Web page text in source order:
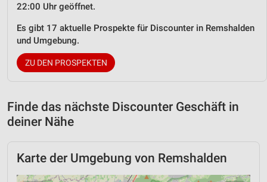
22:00 Uhr geöffnet.
Es gibt 17 aktuelle Prospekte für Discounter in Remshalden
und Umgebung.
ZU DEN PROSPEKTEN
Finde das nächste Discounter Geschäft in
deiner Nähe
Karte der Umgebung von Remshalden